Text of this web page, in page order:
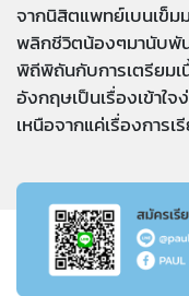
จากนิสิตแพทย์เบนเข็ม
พลิกชีวิตน้องๆมานับพั
พิถีพิถันกับการเตรียมเ
อังกฤษเป็นเรื่องเข้าใ
เหนือจากแค่เรื่องการ